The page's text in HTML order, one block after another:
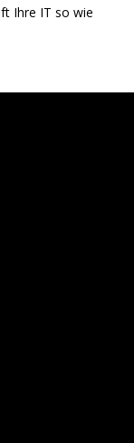
Ihre IT so wie